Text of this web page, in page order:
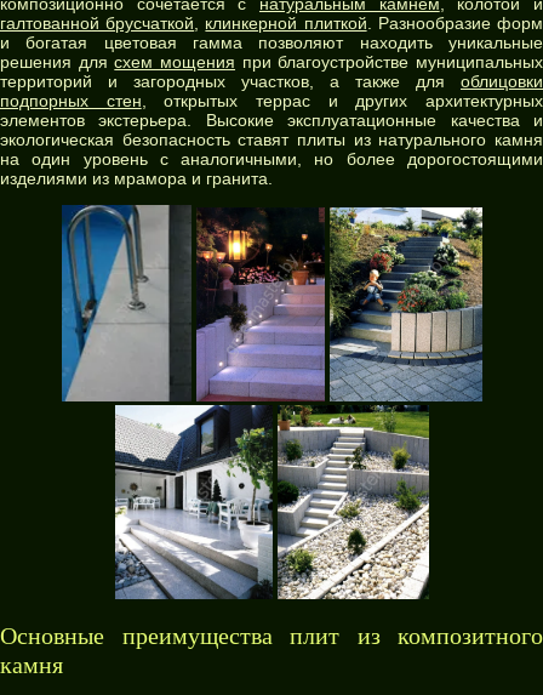
галтованной брусчаткой
клинкерной плиткой . Разнообразие форм
и богатая цветовая гамма позволяют находить уникальные
решения длясхем мощения при благоустройстве муниципальных
территорий и загородных участков, а также для облицовки
подпорных стен , открытых террас и других архитектурных
элементов экстерьера. Высокие эксплуатационные качества и
экологическая безопасность ставят плиты из натурального камня
на один уровень с аналогичными, но более дорогостоящими
изделиями из мрамора и гранита.
Основные преимущества плит из композитного
камня